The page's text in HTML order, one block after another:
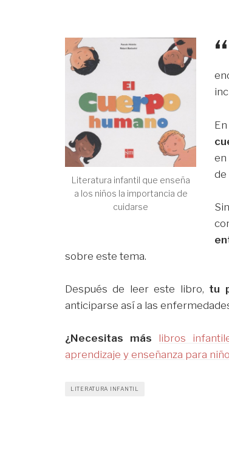
Literatura infantil que enseña
a los niños la importancia de
cuidarse
en
de
sobre este tema.
Después de leer este libro, tu
anticiparse así a las
¿Necesitas más libros
aprendizaje y enseñanza para
LITERATURA INFANTIL